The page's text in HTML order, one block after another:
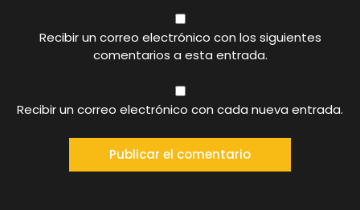
Recibir un correo electrónico con los siguientes
comentarios a esta entrada.
Recibir un correo electrónico con cada nueva entrada.